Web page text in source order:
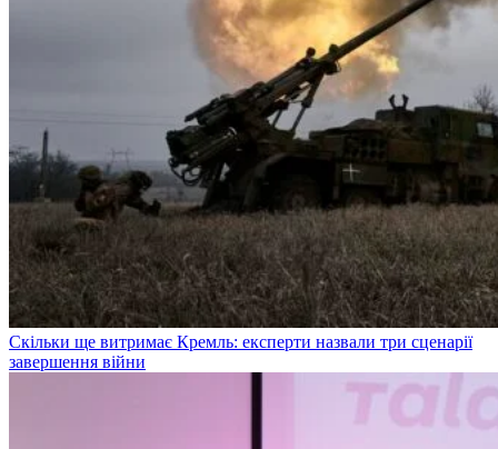
Скільки ще витримає Кремль: експерти назвали три сценарії
завершення війни